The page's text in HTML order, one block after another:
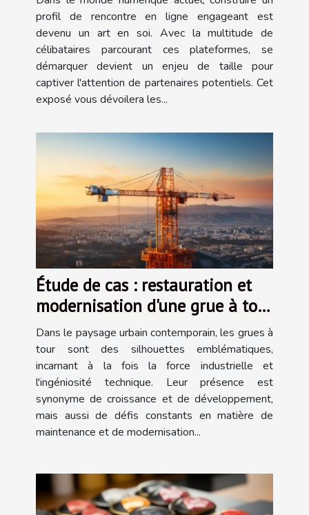
profil de rencontre en ligne engageant est
devenu un art en soi. Avec la multitude de
célibataires parcourant ces plateformes, se
démarquer devient un enjeu de taille pour
captiver l'attention de partenaires potentiels. Cet
exposé vous dévoilera les...
Étude de cas : restauration et
modernisation d'une grue à tour
classique
Dans le paysage urbain contemporain, les grues à
tour sont des silhouettes emblématiques,
incarnant à la fois la force industrielle et
l'ingéniosité technique. Leur présence est
synonyme de croissance et de développement,
mais aussi de défis constants en matière de
maintenance et de modernisation...